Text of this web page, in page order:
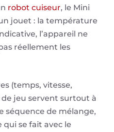
robot cuiseur, le Mini
jouet : la température
l’appareil ne
réellement les
(temps, vitesse,
jeu servent surtout à
séquence de mélange,
qui se fait avec le